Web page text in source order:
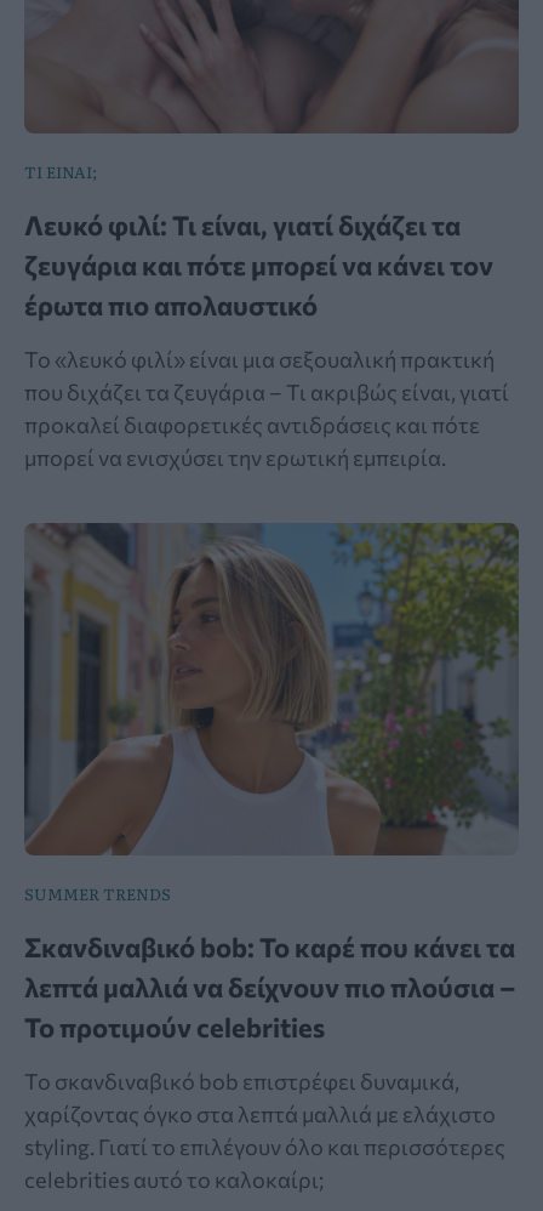
ΤΙ ΕΙΝΑΙ;
Λευκό φιλί: Τι είναι, γιατί διχάζει τα
ζευγάρια και πότε μπορεί να κάνει τον
έρωτα πιο απολαυστικό
Το «λευκό φιλί» είναι μια σεξουαλική πρακτική
που διχάζει τα ζευγάρια – Τι ακριβώς είναι, γιατί
προκαλεί διαφορετικές αντιδράσεις και πότε
μπορεί να ενισχύσει την ερωτική εμπειρία.
SUMMER TRENDS
Σκανδιναβικό bob: Το καρέ που κάνει τα
λεπτά μαλλιά να δείχνουν πιο πλούσια –
Το προτιμούν celebrities
Το σκανδιναβικό bob επιστρέφει δυναμικά,
χαρίζοντας όγκο στα λεπτά μαλλιά με ελάχιστο
styling. Γιατί το επιλέγουν όλο και περισσότερες
celebrities αυτό το καλοκαίρι;